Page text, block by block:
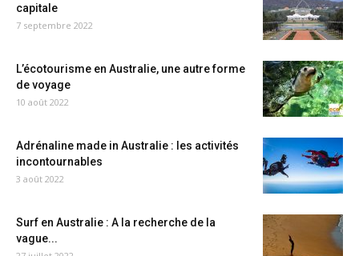
capitale
7 septembre 2022
L’écotourisme en Australie, une autre forme
de voyage
10 août 2022
Adrénaline made in Australie : les activités
incontournables
3 août 2022
Surf en Australie : A la recherche de la
vague...